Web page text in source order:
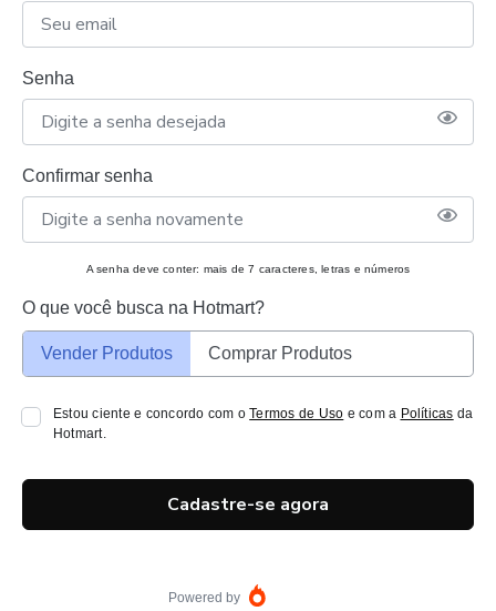
Senha
Confirmar senha
A senha deve conter: mais de 7 caracteres, letras e números
O que você busca na Hotmart?
Vender Produtos Comprar Produtos
Estou ciente e concordo com oTermos de Uso e com a Políticas da
Hotmart.
Cadastre-se agora
Powered by